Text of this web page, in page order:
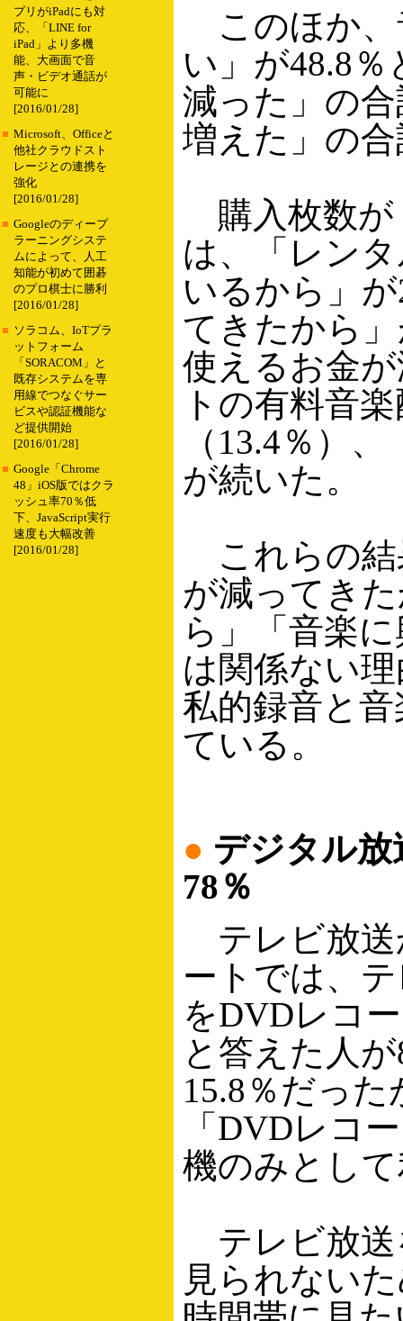
プリがiPadにも対
応、「LINE for
iPad」より多機
能、大画面で音
声・ビデオ通話が
可能に
[2016/01/28]
■ Microsoft、Officeと
他社クラウドスト
レージとの連携を
強化
[2016/01/28]
■ Googleのディープ
ラーニングシステ
ムによって、人工
知能が初めて囲碁
のプロ棋士に勝利
[2016/01/28]
■ ソラコム、IoTプラ
ットフォーム
「SORACOM」と
既存システムを専
用線でつなぐサー
ビスや認証機能な
ど提供開始
[2016/01/28]
■ Google「Chrome
48」iOS版ではクラ
ッシュ率70％低
下、JavaScript実行
速度も大幅改善
[2016/01/28]
このほか、
い」が48.8
減った」の
増えた」の
購入枚数が
は、「レン
いるから」
てきたから
使えるお金
トの有料音
（13.4％）
が続いた。
これらの結
が減ってき
ら」「音楽
は関係ない
私的録音と
ている。
● デジタル
78％
テレビ放送
ートでは、
をDVDレコ
と答えた人
15.8％だっ
「DVDレコ
機のみとし
テレビ放送
見られない